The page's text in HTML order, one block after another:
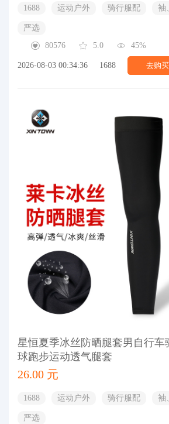
1688 运动户外 骑行服配 袖
严选
80576
5.0 45%
2026-08-03 00:34:36 1688 去购买
星恒夏季冰丝防晒腿套男自行车
球跑步运动透气腿套
26.00 元
1688 运动户外 骑行服配 袖
严选